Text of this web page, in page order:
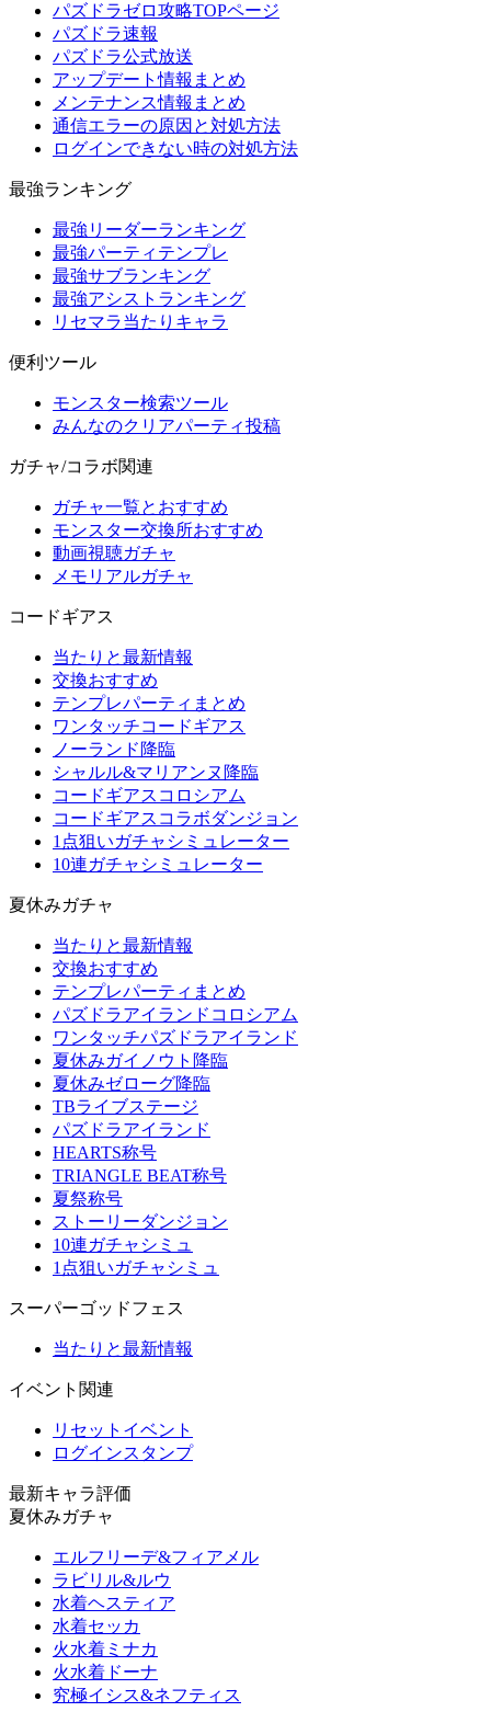
パズドラゼロ攻略TOPページ
パズドラ速報
パズドラ公式放送
アップデート情報まとめ
メンテナンス情報まとめ
通信エラーの原因と対処方法
ログインできない時の対処方法
最強ランキング
最強リーダーランキング
最強パーティテンプレ
最強サブランキング
最強アシストランキング
リセマラ当たりキャラ
便利ツール
モンスター検索ツール
みんなのクリアパーティ投稿
ガチャ/コラボ関連
ガチャ一覧とおすすめ
モンスター交換所おすすめ
動画視聴ガチャ
メモリアルガチャ
コードギアス
当たりと最新情報
交換おすすめ
テンプレパーティまとめ
ワンタッチコードギアス
ノーランド降臨
シャルル&マリアンヌ降臨
コードギアスコロシアム
コードギアスコラボダンジョン
1点狙いガチャシミュレーター
10連ガチャシミュレーター
夏休みガチャ
当たりと最新情報
交換おすすめ
テンプレパーティまとめ
パズドラアイランドコロシアム
ワンタッチパズドラアイランド
夏休みガイノウト降臨
夏休みゼローグ降臨
TBライブステージ
パズドラアイランド
HEARTS称号
TRIANGLE BEAT称号
夏祭称号
ストーリーダンジョン
10連ガチャシミュ
1点狙いガチャシミュ
スーパーゴッドフェス
当たりと最新情報
イベント関連
リセットイベント
ログインスタンプ
最新キャラ評価
夏休みガチャ
エルフリーデ&フィアメル
ラビリル&ルウ
水着ヘスティア
水着セッカ
火水着ミナカ
火水着ドーナ
究極イシス&ネフティス